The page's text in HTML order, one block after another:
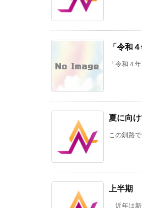
「令和
「令和４
夏に向
この釧路
上半期
近年は新